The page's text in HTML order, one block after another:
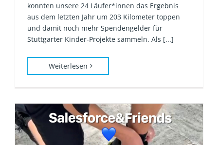
konnten unsere 24 Läufer*innen das Ergebnis
aus dem letzten Jahr um 203 Kilometer toppen
und damit noch mehr Spendengelder für
Stuttgarter Kinder-Projekte sammeln. Als [...]
Weiterlesen